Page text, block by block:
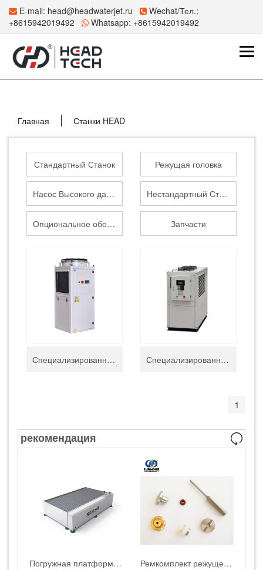
E-mail: head@headwaterjet.ru
Wechat/Тел.:
+8615942019492
Whatsapp: +8615942019492
Главная Станки HEAD
Стандартный Станок Режущая головка
Насос Высокого давления Нестандартный Станок
Опциональное оборудование Запчасти
Специализированный маслоохладитель для водоструйных станков HEAD Специализированный водоохладитель для водоструйных станков HEAD
1
рекомендация
Погружная платформа для водоструйной резки HEAD WATERJET Ремкомплект режущей головки